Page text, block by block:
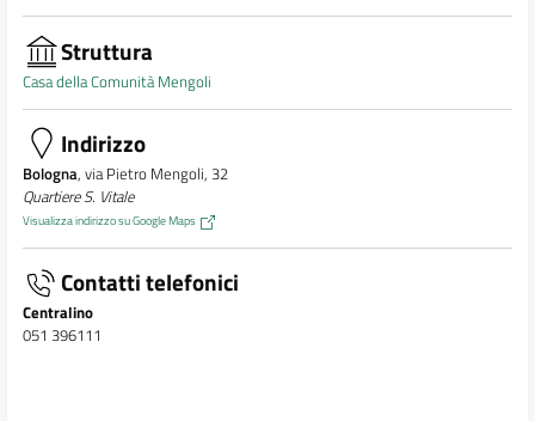
Struttura
Casa della Comunità Mengoli
Indirizzo
Bologna, via Pietro Mengoli, 32
Quartiere S. Vitale
Visualizza indirizzo su Google Maps
Contatti telefonici
Centralino
051 396111